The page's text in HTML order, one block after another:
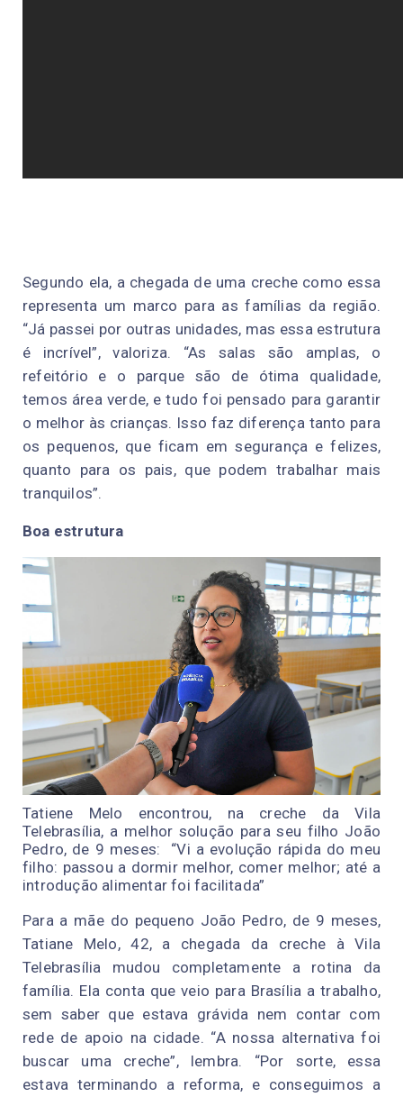
Segundo ela, a chegada de uma creche como essa
representa um marco para as famílias da região.
“Já passei por outras unidades, mas essa estrutura
é incrível”, valoriza. “As salas são amplas, o
refeitório e o parque são de ótima qualidade,
temos área verde, e tudo foi pensado para garantir
o melhor às crianças. Isso faz diferença tanto para
os pequenos, que ficam em segurança e felizes,
quanto para os pais, que podem trabalhar mais
tranquilos”.
Boa estrutura
Tatiene Melo encontrou, na creche da Vila
Telebrasília, a melhor solução para seu filho João
Pedro, de 9 meses: “Vi a evolução rápida do meu
filho: passou a dormir melhor, comer melhor; até a
introdução alimentar foi facilitada”
Para a mãe do pequeno João Pedro, de 9 meses,
Tatiane Melo, 42, a chegada da creche à Vila
Telebrasília mudou completamente a rotina da
família. Ela conta que veio para Brasília a trabalho,
sem saber que estava grávida nem contar com
rede de apoio na cidade. “A nossa alternativa foi
buscar uma creche”, lembra. “Por sorte, essa
estava terminando a reforma, e conseguimos a